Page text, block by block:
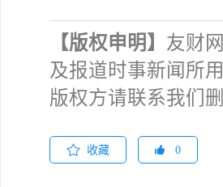
【版权申明】 友财
及报道时事新闻所
版权方请联系我们删
收藏 0